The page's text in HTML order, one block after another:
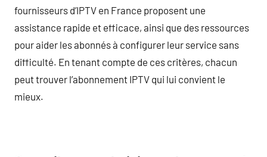
fournisseurs d’IPTV en France proposent une
assistance rapide et efficace, ainsi que des ressources
pour aider les abonnés à configurer leur service sans
difficulté. En tenant compte de ces critères, chacun
peut trouver l’abonnement IPTV qui lui convient le
mieux.